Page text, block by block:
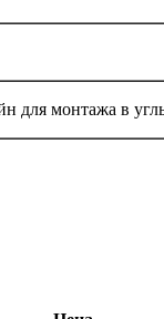
для монтажа в